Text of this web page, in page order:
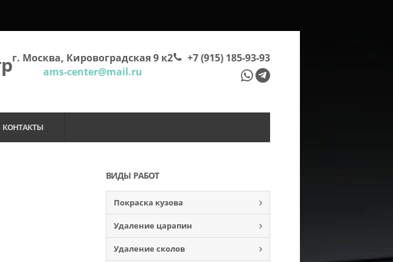
+7 (915) 185-93-93
г. Москва, Кировоградская 9 к2
ams-center@mail.ru
КОНТАКТЫ
ВИДЫ РАБОТ
Покраска кузова
Удаление царапин
Удаление сколов